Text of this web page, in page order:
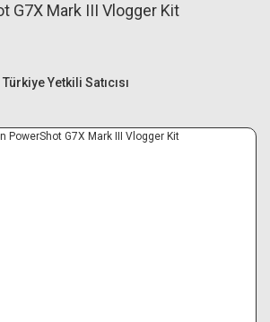
III Bundle Setler
Alışverişe
G7X Mark III Vlogger Kit
Türkiye Yetkili Satıcısı